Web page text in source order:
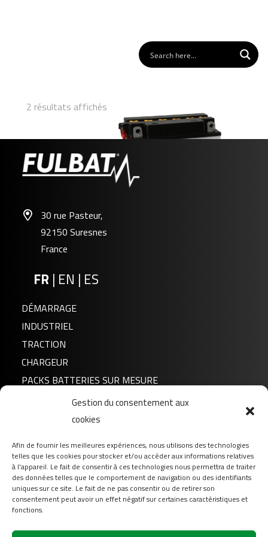
Gestion du consentement aux
cookies
Afin de fournir les meilleures expériences, nous utilisons des technologies
telles que les cookies pour stocker et/ou accéder aux informations relatives
à l'appareil. Le fait de consentir à ces technologies nous permettra de traiter
des données telles que le comportement de navigation ou des identifiants
uniques sur ce site. Le fait de ne pas consentir ou de retirer son
consentement peut avoir un effet négatif sur certaines caractéristiques et
fonctions.
2 résultats affichés
FB12A-A/B GEL
30 rue Pasteur,
92150 Suresnes
France
FR | EN | ES
DÉMARRAGE
INDUSTRIEL
TRACTION
CHARGEUR
PACKS BATTERIES SUR MESURE
FAQ
Téléchargement
Login
Contact